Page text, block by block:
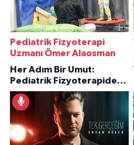
Pediatrik Fizyoterapi
Uzmanı Ömer Alaosman
Her Adım Bir Umut:
Pediatrik Fizyoterapiden
İlham Veren Hikâyeler